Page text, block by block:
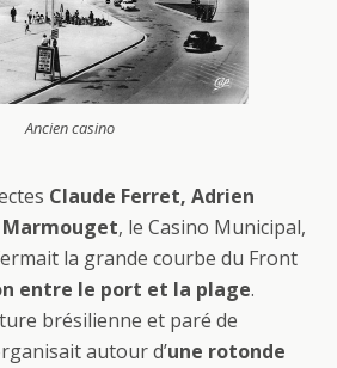
Ancien casino
Claude Ferret, Adrien
, le Casino Municipal,
la grande courbe du Front
entre le port et la plage.
brésilienne et paré de
autour d’une rotonde